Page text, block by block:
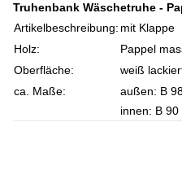
Truhenbank Wäschetruhe -
Artikelbeschreibung: mit Klappe
Holz:
Pappel
Oberfläche:
weiß
ca. Maße:
außen: B
innen: B